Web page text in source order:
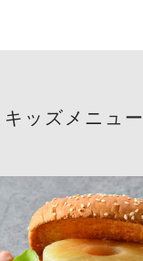
キッズメニュー